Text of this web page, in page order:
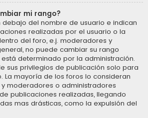
mi rango?
debajo del nombre de usuario e indican
realizadas por el usuario o la
del foro, e.j. moderadores y
no puede cambiar su rango
determinado por la administración.
sus privilegios de publicación solo para
La mayoría de los foros lo consideran
y moderadores o administradores
publicaciones realizadas, llegando
mas drásticas, como la expulsión del